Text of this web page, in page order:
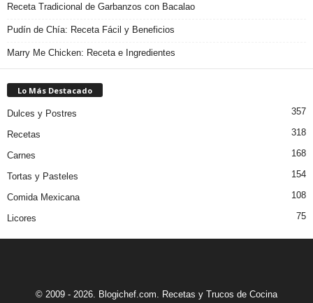
Receta Tradicional de Garbanzos con Bacalao
Pudín de Chía: Receta Fácil y Beneficios
Marry Me Chicken: Receta e Ingredientes
Lo Más Destacado
Dulces y Postres 357
Recetas 318
Carnes 168
Tortas y Pasteles 154
Comida Mexicana 108
Licores 75
© 2009 - 2026. Blogichef.com. Recetas y Trucos de Cocina